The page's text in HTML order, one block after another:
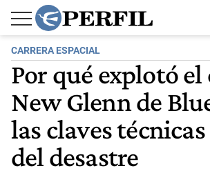
CARRERA ESPACIAL
Por qué explotó el
New Glenn de
las claves
del desastre